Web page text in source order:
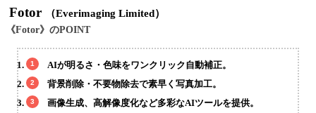
Fotor （Everimaging Limited）
《Fotor》のPOINT
AIが明るさ・色味をワンクリック自動補正。
背景削除・不要物除去で素早く写真加工。
画像生成、高解像度化など多彩なAIツールを提供。